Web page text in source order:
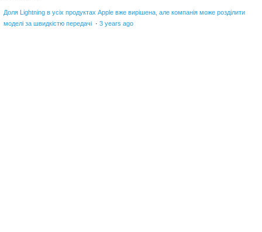
Доля Lightning в усіх продуктах Apple вже вирішена, але компанія може розділити
моделі за швидкістю передачі · 3 years ago